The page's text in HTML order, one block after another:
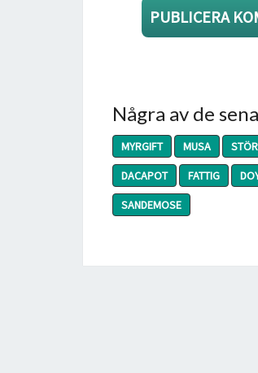
Några av de
MYRGIFT MUSA
DACAPOT
FATTIG
SANDEMOSE